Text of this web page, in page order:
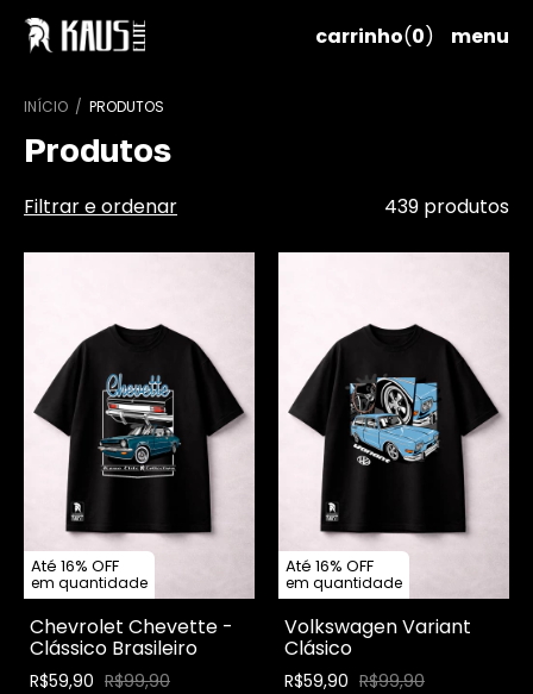
menu
carrinho(0)
INÍCIO / PRODUTOS
Produtos
Filtrar e ordenar 439 produtos
Até 16% OFF
em quantidade
Chevrolet Chevette -
Clássico Brasileiro
R$59,90 R$99,90
Até 16% OFF
em quantidade
Volkswagen Variant
Clásico
R$59,90 R$99,90